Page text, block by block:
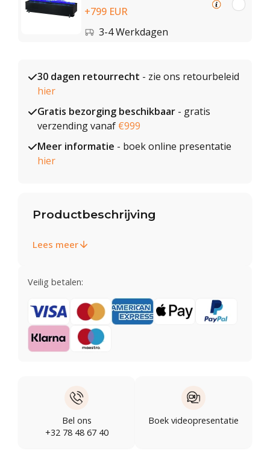
+799 EUR
3-4 Werkdagen
30 dagen retourrecht - zie ons retourbeleid
hier
Gratis bezorging beschikbaar - gratis
verzending vanaf €999
Meer informatie - boek online presentatie
hier
Productbeschrijving
Lees meer
Veilig betalen:
Bel ons
+32 78 48 67 40
Boek videopresentatie